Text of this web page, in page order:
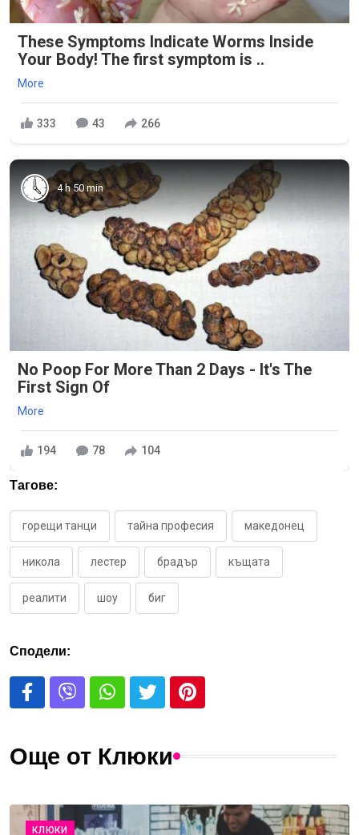
These Symptoms Indicate Worms Inside
Your Body! The first symptom is ..
More
333 43 266
4 h 50 min
No Poop For More Than 2 Days - It's The
First Sign Of
More
194 78 104
Тагове:
горещи танци тайна професия македонец
никола лестер брадър къщата
реалити шоу биг
Сподели:
Още от Клюки
КЛЮКИ